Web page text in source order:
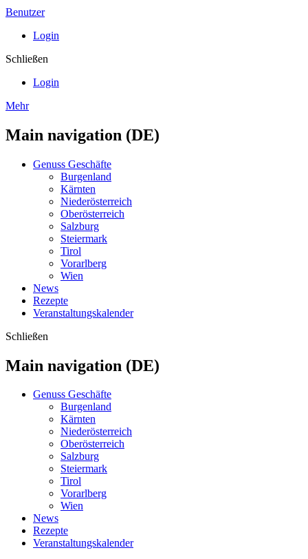
Benutzer
Login
Schließen
Login
Mehr
Main navigation (DE)
Genuss Geschäfte
Burgenland
Kärnten
Niederösterreich
Oberösterreich
Salzburg
Steiermark
Tirol
Vorarlberg
Wien
News
Rezepte
Veranstaltungskalender
Schließen
Main navigation (DE)
Genuss Geschäfte
Burgenland
Kärnten
Niederösterreich
Oberösterreich
Salzburg
Steiermark
Tirol
Vorarlberg
Wien
News
Rezepte
Veranstaltungskalender